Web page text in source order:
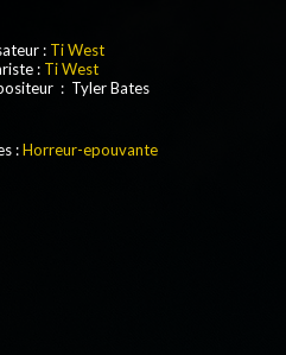
: Ti West
: Ti West
: Tyler Bates
:Horreur-epouvante